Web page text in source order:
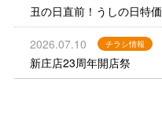
丑の日直前！うしの日特価
2026.07.10 チラシ情報
新庄店23周年開店祭